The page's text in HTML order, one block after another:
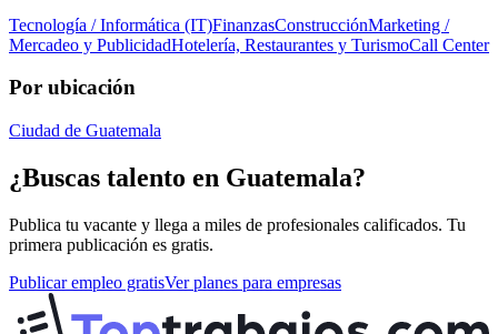
Tecnología / Informática (IT)FinanzasConstrucciónMarketing /
Mercadeo y PublicidadHotelería, Restaurantes y TurismoCall Center
Por ubicación
Ciudad de Guatemala
¿Buscas talento en Guatemala?
Publica tu vacante y llega a miles de profesionales calificados. Tu
primera publicación es gratis.
Publicar empleo gratisVer planes para empresas